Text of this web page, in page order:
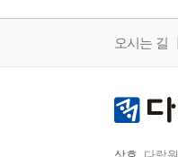
오시는 길